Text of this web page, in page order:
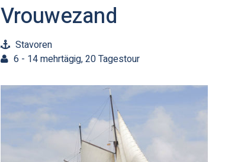
Vrouwezand
Stavoren
6 - 14 mehrtägig, 20 Tagestour